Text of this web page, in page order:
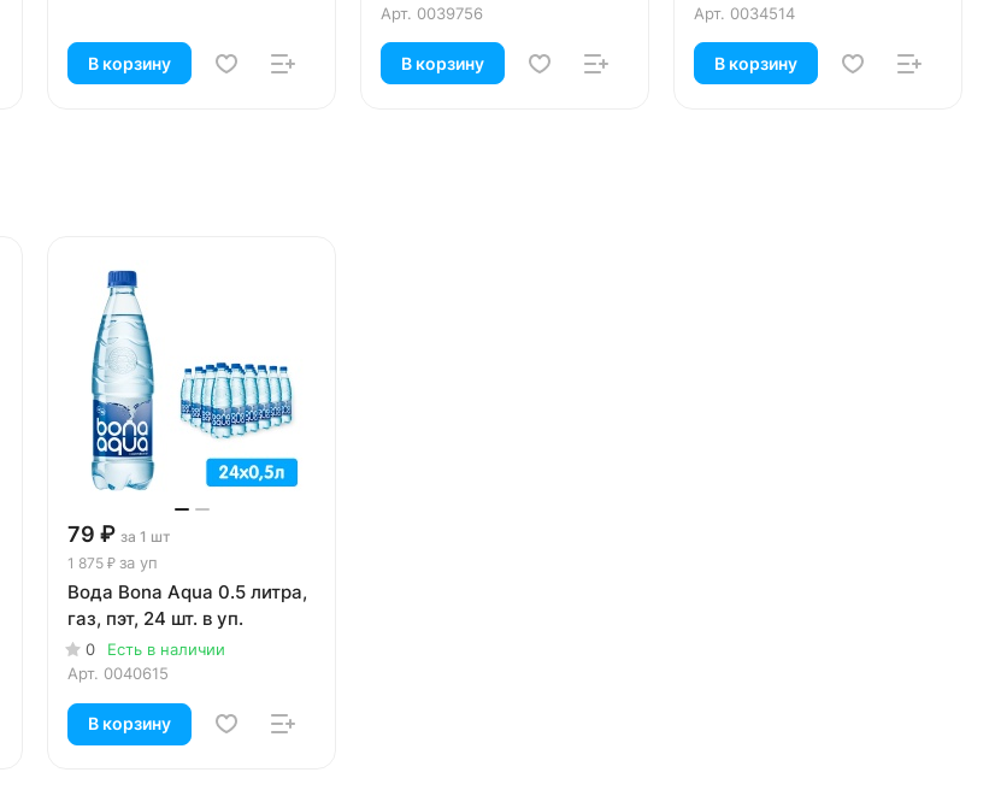
В корзину
Арт. 0039756
В корзину
Арт. 0034514
В корзину
79 ₽ за 1 шт
1 875 ₽ за уп
Вода Bona Aqua 0.5 литра,
газ, пэт, 24 шт. в уп.
0
Есть в наличии
Арт. 0040615
В корзину